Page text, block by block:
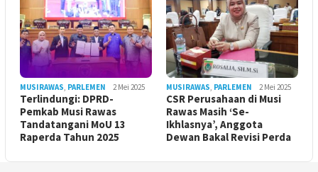
MUSIRAWAS PARLEMEN 2 Mei 2025
Terlindungi: DPRD-
Pemkab Musi Rawas
Tandatangani MoU 13
Raperda Tahun 2025
MUSIRAWAS PARLEMEN 2 Mei 2025
CSR Perusahaan di Musi
Rawas Masih ‘Se-
Ikhlasnya’, Anggota
Dewan Bakal Revisi Perda ‎